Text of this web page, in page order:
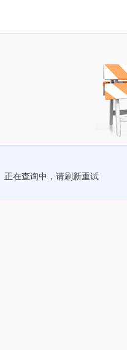
正在查询中，请刷新重试